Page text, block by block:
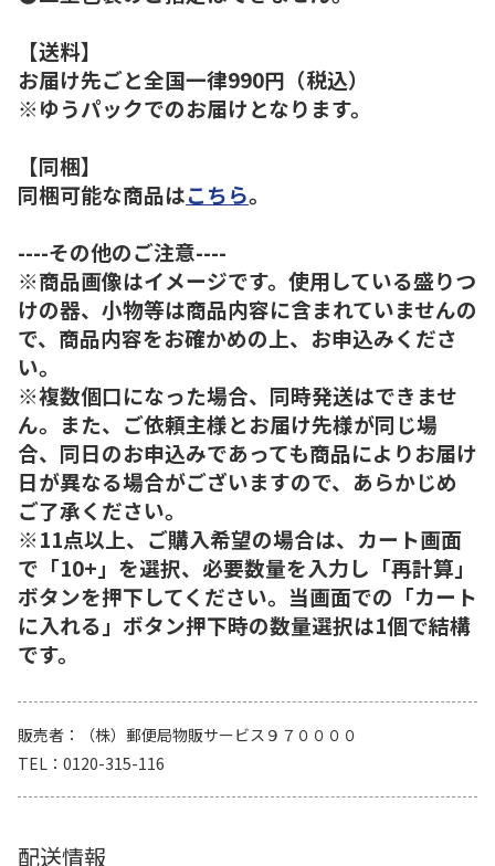
【送料】
お届け先ごと全国一律990円（税込）
※ゆうパックでのお届けとなります。
【同梱】
同梱可能な商品はこちら。
----その他のご注意----
※商品画像はイメージです。使用している盛りつ
けの器、小物等は商品内容に含まれていませんの
で、商品内容をお確かめの上、お申込みくださ
い。
※複数個口になった場合、同時発送はできませ
ん。また、ご依頼主様とお届け先様が同じ場
合、同日のお申込みであっても商品によりお届け
日が異なる場合がございますので、あらかじめ
ご了承ください。
※11点以上、ご購入希望の場合は、カート画面
で「10+」を選択、必要数量を入力し「再計算」
ボタンを押下してください。当画面での「カート
に入れる」ボタン押下時の数量選択は1個で結構
です。
販売者
（株）郵便局物販サービス９７００００
TEL
0120-315-116
配送情報